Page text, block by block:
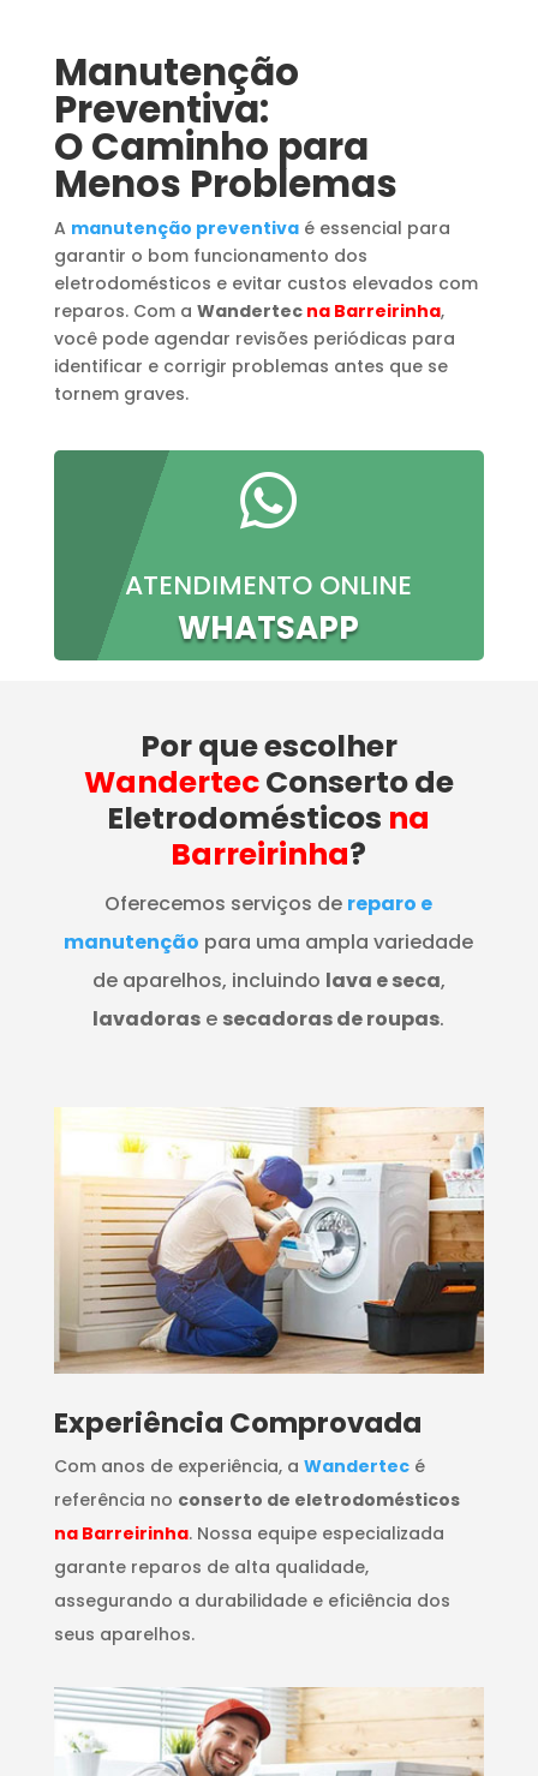
Manutenção
Preventiva:
O Caminho para
Menos Problemas
A manutenção preventivaé essencial para
garantir o bom funcionamento dos
eletrodomésticos e evitar custos elevados com
reparos. Com a Wandertec na Barreirinha,
você pode agendar revisões periódicas para
identificar e corrigir problemas antes que se
tornem graves.

ATENDIMENTO ONLINE
WHATSAPP
Por que escolher
WandertecConserto de
Eletrodomésticos na
Barreirinha?
Oferecemos serviços de reparo e
manutenção para uma ampla variedade
de aparelhos, incluindo lava e seca,
lavadoras e secadoras de roupas.
​Experiência Comprovada
Com anos de experiência, a Wandertecé
referência no conserto de eletrodomésticos
na Barreirinha. Nossa equipe especializada
garante reparos de alta qualidade,
assegurando a durabilidade e eficiência dos
seus aparelhos.